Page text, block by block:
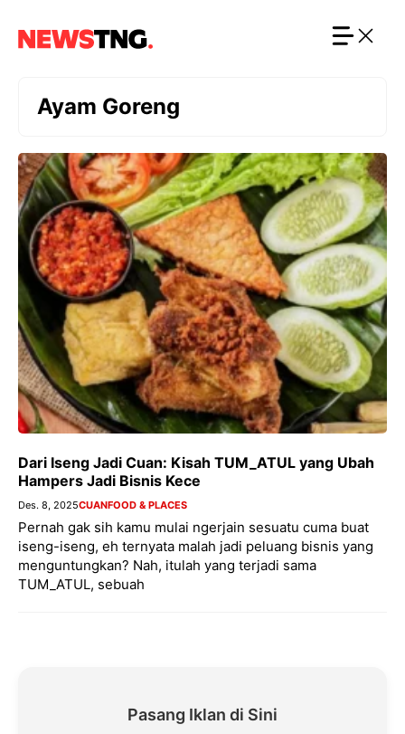
Ayam Goreng
Dari Iseng Jadi Cuan: Kisah TUM_ATUL yang Ubah
Hampers Jadi Bisnis Kece
Des. 8, 2025CUANFOOD & PLACES
Pernah gak sih kamu mulai ngerjain sesuatu cuma buat
iseng-iseng, eh ternyata malah jadi peluang bisnis yang
menguntungkan? Nah, itulah yang terjadi sama
TUM_ATUL, sebuah
Pasang Iklan di Sini